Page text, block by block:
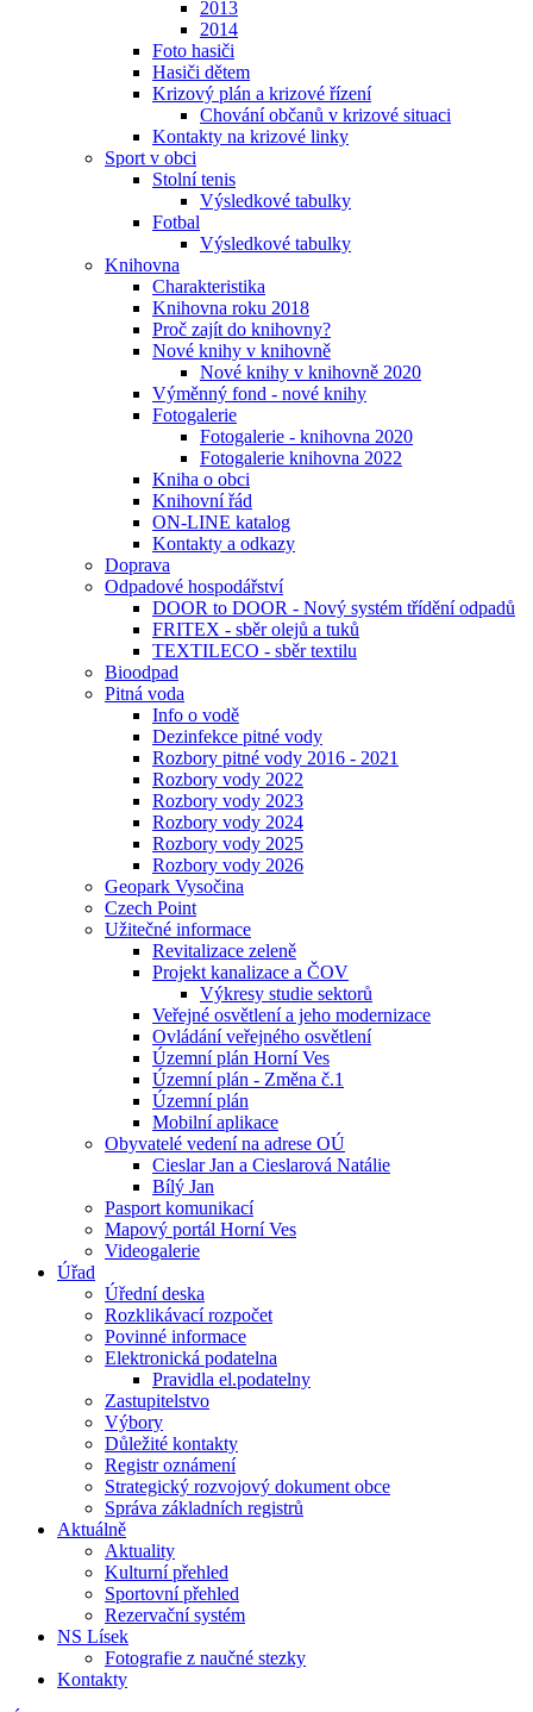
2013
2014
Foto hasiči
Hasiči dětem
Krizový plán a krizové řízení
Chování občanů v krizové situaci
Kontakty na krizové linky
Sport v obci
Stolní tenis
Výsledkové tabulky
Fotbal
Výsledkové tabulky
Knihovna
Charakteristika
Knihovna roku 2018
Proč zajít do knihovny?
Nové knihy v knihovně
Nové knihy v knihovně 2020
Výměnný fond - nové knihy
Fotogalerie
Fotogalerie - knihovna 2020
Fotogalerie knihovna 2022
Kniha o obci
Knihovní řád
ON-LINE katalog
Kontakty a odkazy
Doprava
Odpadové hospodářství
DOOR to DOOR - Nový systém třídění odpadů
FRITEX - sběr olejů a tuků
TEXTILECO - sběr textilu
Bioodpad
Pitná voda
Info o vodě
Dezinfekce pitné vody
Rozbory pitné vody 2016 - 2021
Rozbory vody 2022
Rozbory vody 2023
Rozbory vody 2024
Rozbory vody 2025
Rozbory vody 2026
Geopark Vysočina
Czech Point
Užitečné informace
Revitalizace zeleně
Projekt kanalizace a ČOV
Výkresy studie sektorů
Veřejné osvětlení a jeho modernizace
Ovládání veřejného osvětlení
Územní plán Horní Ves
Územní plán - Změna č.1
Územní plán
Mobilní aplikace
Obyvatelé vedení na adrese OÚ
Cieslar Jan a Cieslarová Natálie
Bílý Jan
Pasport komunikací
Mapový portál Horní Ves
Videogalerie
Úřad
Úřední deska
Rozklikávací rozpočet
Povinné informace
Elektronická podatelna
Pravidla el.podatelny
Zastupitelstvo
Výbory
Důležité kontakty
Registr oznámení
Strategický rozvojový dokument obce
Správa základních registrů
Aktuálně
Aktuality
Kulturní přehled
Sportovní přehled
Rezervační systém
NS Lísek
Fotografie z naučné stezky
Kontakty